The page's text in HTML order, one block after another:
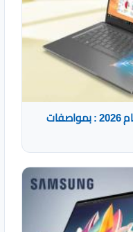
أفضل أجهزة اللاب توب من Acer لعام 2026 : بمواصفات